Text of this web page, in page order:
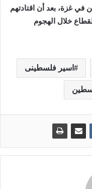
محتجزين في غزة، بعد أن اقتادتهم
خلال الهجوم
اسير فلسطينى